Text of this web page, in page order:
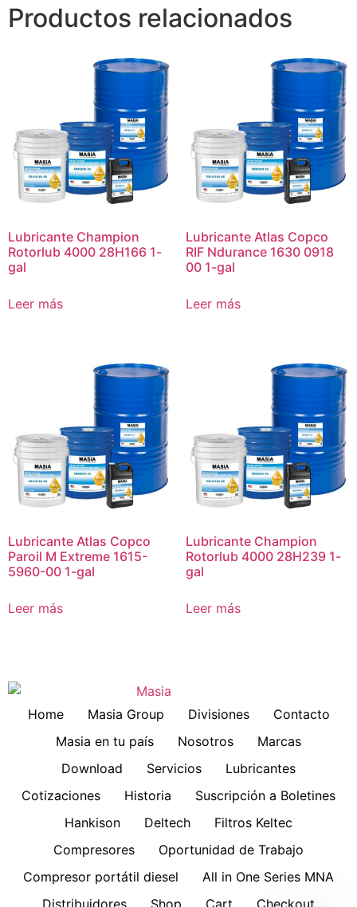
Productos relacionados
Lubricante Champion
Rotorlub 4000 28H166 1-
gal
Leer más
Lubricante Atlas Copco
RIF Ndurance 1630 0918
00 1-gal
Leer más
Lubricante Atlas Copco
Paroil M Extreme 1615-
5960-00 1-gal
Leer más
Lubricante Champion
Rotorlub 4000 28H239 1-
gal
Leer más
Home Masia Group Divisiones
Contacto
Masia en tu país
Nosotros
Marcas
Download
Servicios
Lubricantes
Cotizaciones
Historia
Suscripción a Boletines
Hankison
Deltech
Filtros Keltec
Compresores
Oportunidad de Trabajo
Compresor portátil diesel
All in One Series MNA
Distribuidores
Shop Cart Checkout